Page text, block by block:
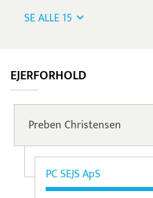
SE ALLE 15
EJERFORHOLD
Preben Christensen
PC SEJS ApS